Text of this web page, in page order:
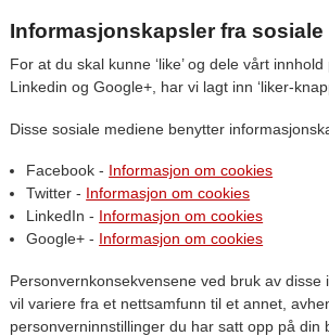
Informasjonskapsler fra sosiale
For at du skal kunne ‘like’ og dele vårt
Linkedin og Google+, har vi lagt inn ‘liker-
Disse sosiale mediene benytter
Facebook - Informasjon om cookies
Twitter - Informasjon om cookies
LinkedIn - Informasjon om cookies
Google+ - Informasjon om cookies
Personvernkonsekvensene ved bruk av disse
vil variere fra et nettsamfunn til et annet,
personverninnstillinger du har satt opp på din